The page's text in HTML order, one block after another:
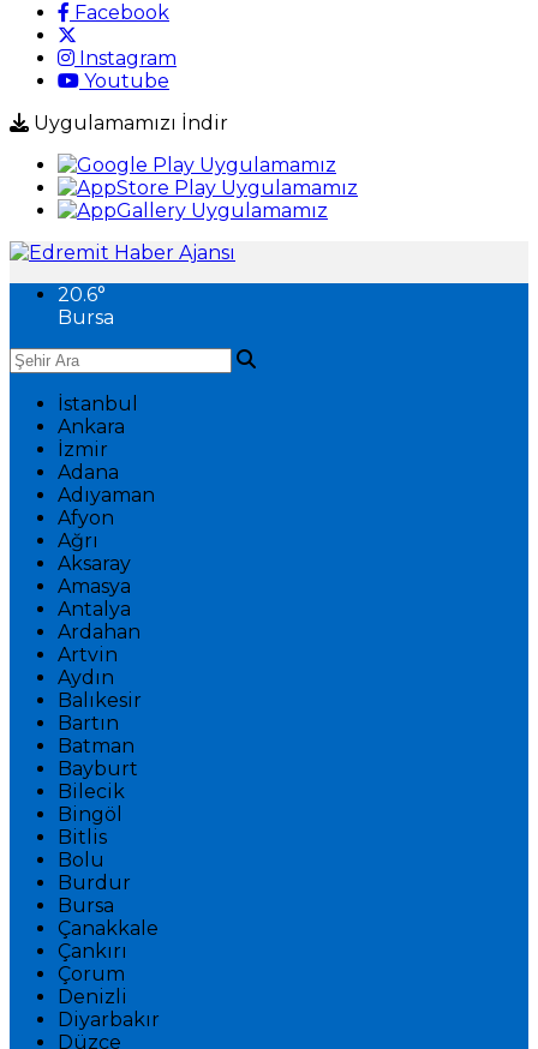
Facebook
Instagram
Youtube
Uygulamamızı İndir
20.6°
Bursa
İstanbul
Ankara
İzmir
Adana
Adıyaman
Afyon
Ağrı
Aksaray
Amasya
Antalya
Ardahan
Artvin
Aydın
Balıkesir
Bartın
Batman
Bayburt
Bilecik
Bingöl
Bitlis
Bolu
Burdur
Bursa
Çanakkale
Çankırı
Çorum
Denizli
Diyarbakır
Düzce